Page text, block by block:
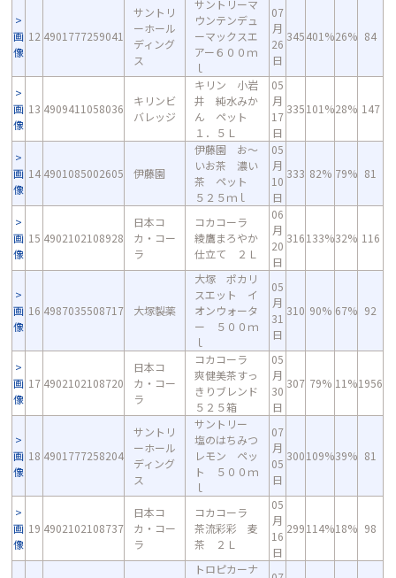
画
像
12 4901777259041
サントリ
ーホール
ディング
ス
サントリーマ
ウンテンデュ
ーマックスエ
アー６００ｍ
ｌ
07
月
26
日
345401%26% 84
画
像
13 4909411058036
キリンビ
バレッジ
キリン 小岩
井 純水みか
ん ペット
１．５Ｌ
05
月
17
日
335101%28% 147
画
像
14 4901085002605 伊藤園
伊藤園 お～
いお茶 濃い
茶 ペット
５２５ｍｌ
05
月
10
日
333 82% 79% 81
画
像
15 4902102108928
日本コ
カ・コー
ラ
コカコーラ
綾鷹まろやか
仕立て ２Ｌ
06
月
20
日
316133%32% 116
画
像
16 4987035508717 大塚製薬
大塚 ポカリ
スエット イ
オンウォータ
ー ５００ｍ
ｌ
05
月
31
日
310 90% 67% 92
画
像
17 4902102108720
日本コ
カ・コー
ラ
コカコーラ
爽健美茶すっ
きりブレンド
５２５箱
05
月
30
日
307 79% 11%1956
画
像
18 4901777258204
サントリ
ーホール
ディング
ス
サントリー
塩のはちみつ
レモン ペッ
ト ５００ｍ
ｌ
07
月
05
日
300109%39% 81
画
像
19 4902102108737
日本コ
カ・コー
ラ
コカコーラ
茶流彩彩 麦
茶 ２Ｌ
05
月
16
日
299114%18% 98
トロピカーナ